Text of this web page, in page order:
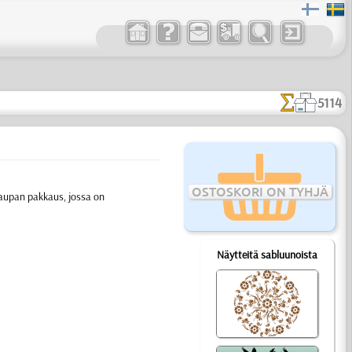
5114
OSTOSKORI ON TYHJÄ
Näytteitä sabluunoista
pakkaus, jossa on